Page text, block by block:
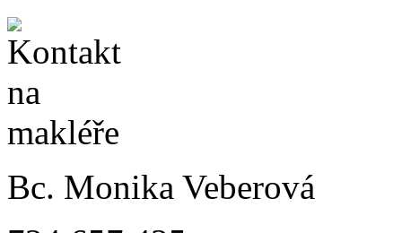
Bc. Monika Veberová